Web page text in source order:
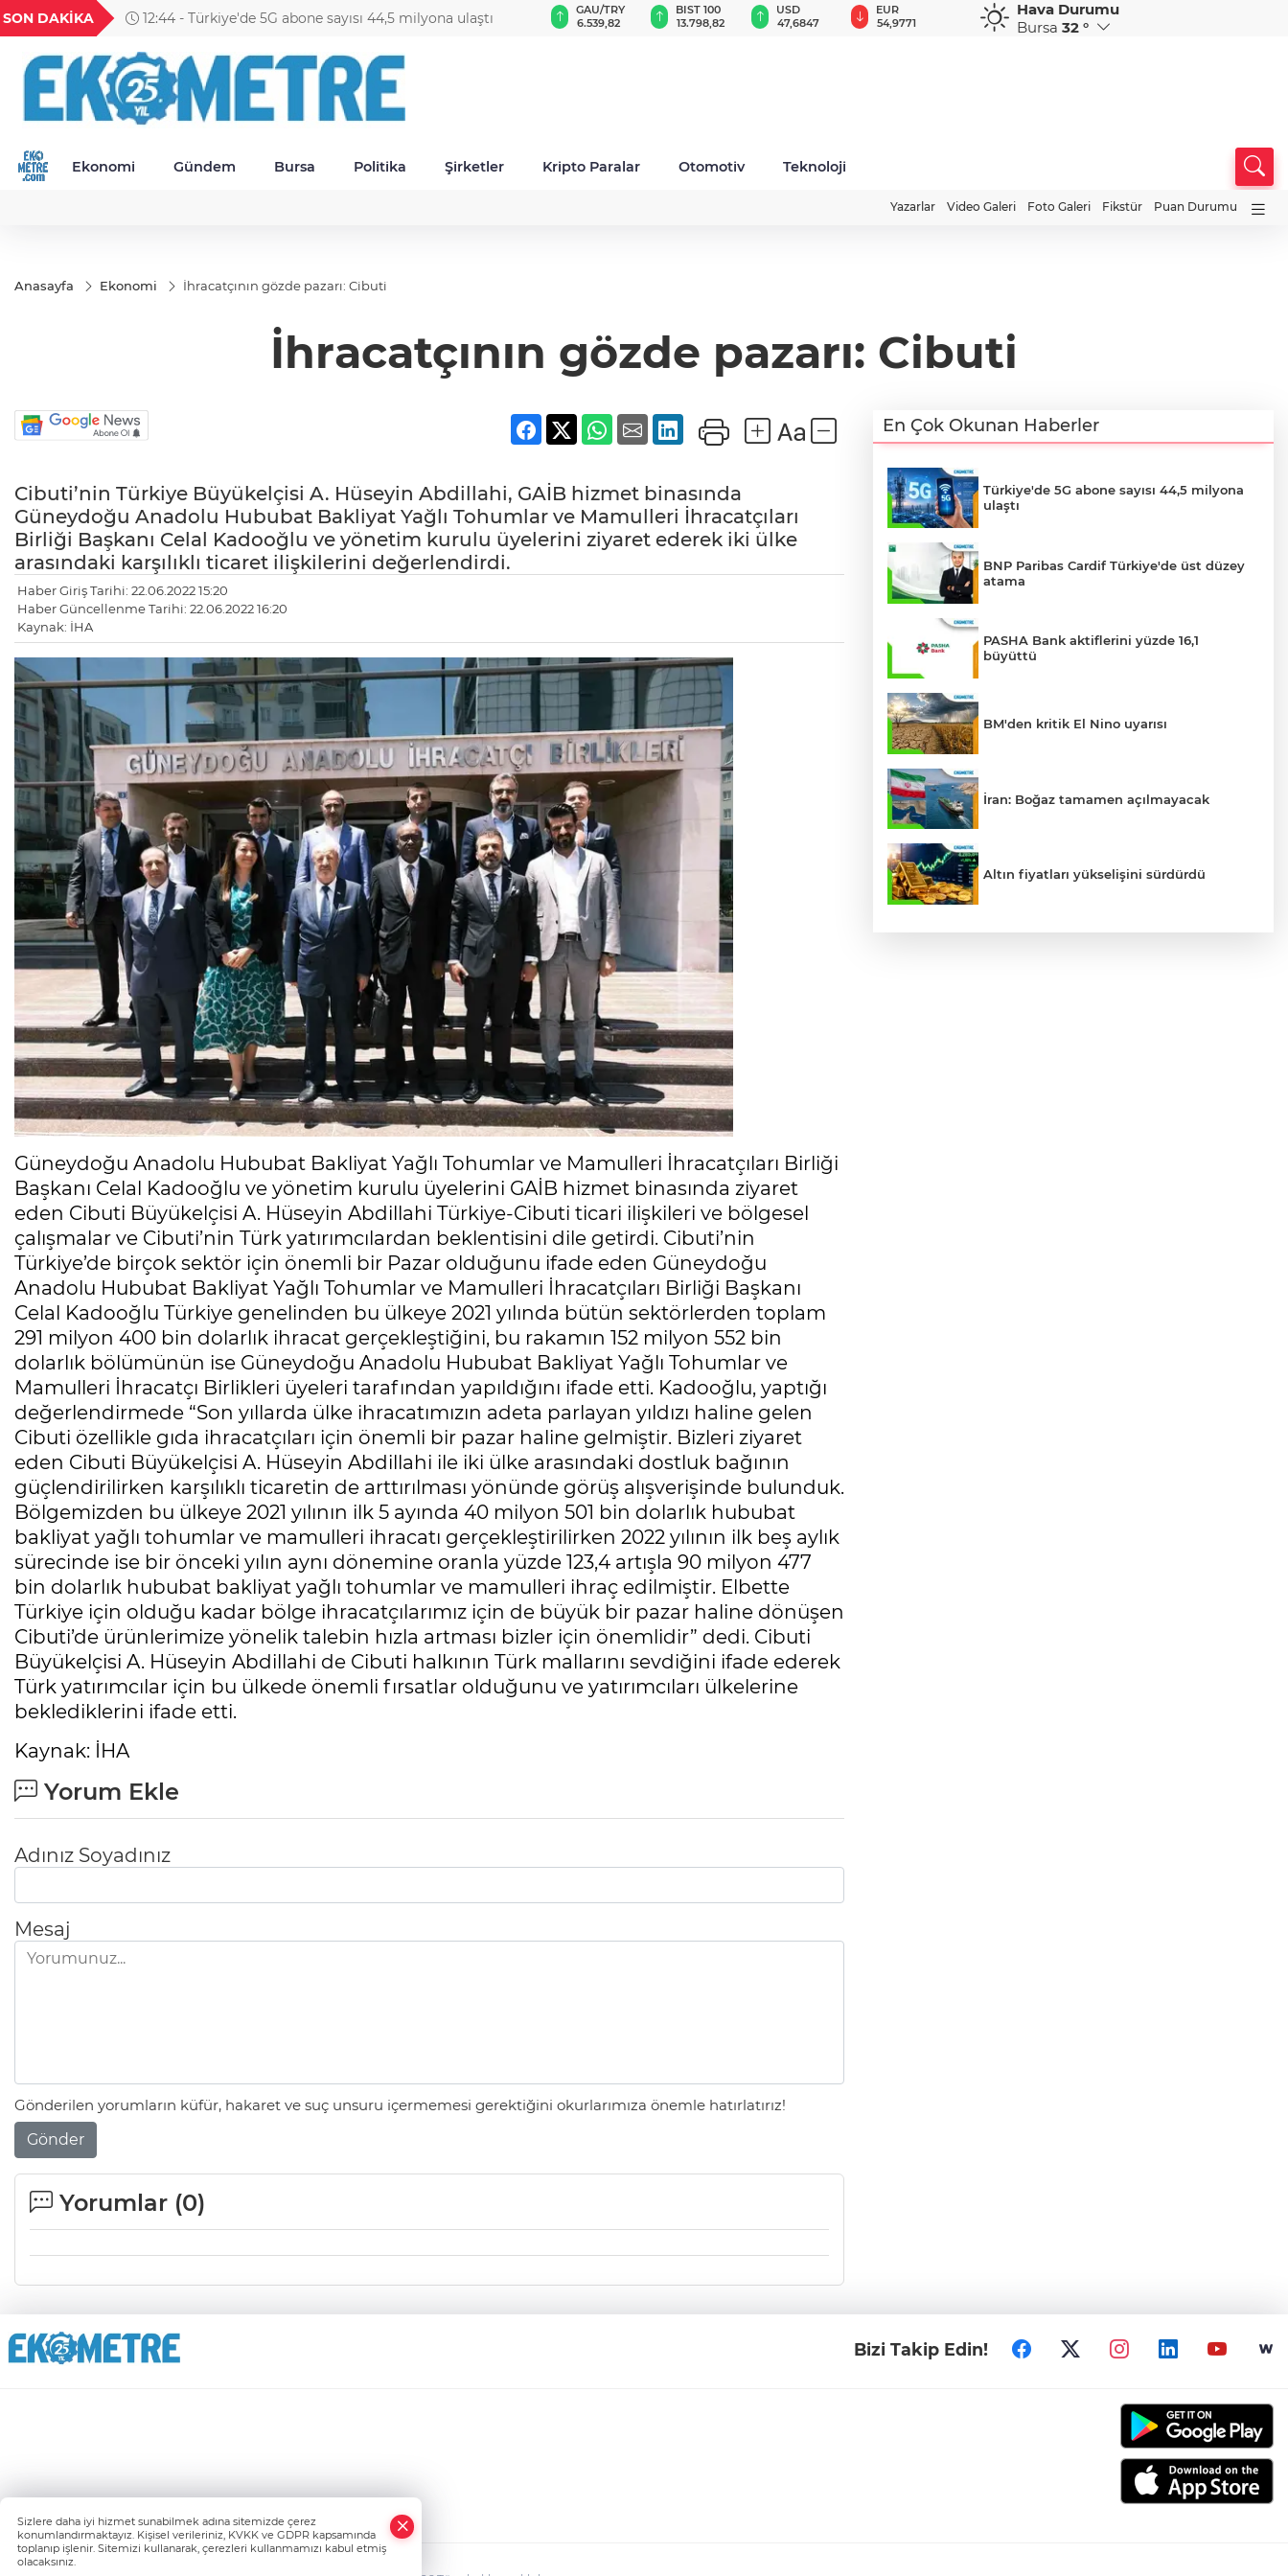
SON DAKİKA 11:09 - BNP Paribas Cardif Türkiye'de üst düzey atama
18,2351
TND
16,2304
BGN
27,9743
VND
0,0018
6.539,82
BIST 100
13.798,82
USD
47,6847
EUR
54,9771
GBP
64,1968
CHF
58,6693
CAD
34,0107
Hava Durumu
Bursa 32 °
Ekonomi Gündem Bursa Politika Şirketler Kripto Paralar Otomotiv Teknoloji
Yazarlar Video Galeri Foto Galeri Fikstür Puan Durumu
Anasayfa Ekonomi İhracatçının gözde pazarı: Cibuti
İhracatçının gözde pazarı: Cibuti
Cibuti’nin Türkiye Büyükelçisi A. Hüseyin Abdillahi, GAİB hizmet binasında
Güneydoğu Anadolu Hububat Bakliyat Yağlı Tohumlar ve Mamulleri İhracatçıları
Birliği Başkanı Celal Kadooğlu ve yönetim kurulu üyelerini ziyaret ederek iki ülke
arasındaki karşılıklı ticaret ilişkilerini değerlendirdi.
Haber Giriş Tarihi: 22.06.2022 15:20
Haber Güncellenme Tarihi: 22.06.2022 16:20
Kaynak: İHA
Güneydoğu Anadolu Hububat Bakliyat Yağlı Tohumlar ve Mamulleri İhracatçıları Birliği
Başkanı Celal Kadooğlu ve yönetim kurulu üyelerini GAİB hizmet binasında ziyaret
eden Cibuti Büyükelçisi A. Hüseyin Abdillahi Türkiye-Cibuti ticari ilişkileri ve bölgesel
çalışmalar ve Cibuti’nin Türk yatırımcılardan beklentisini dile getirdi. Cibuti’nin
Türkiye’de birçok sektör için önemli bir Pazar olduğunu ifade eden Güneydoğu
Anadolu Hububat Bakliyat Yağlı Tohumlar ve Mamulleri İhracatçıları Birliği Başkanı
Celal Kadooğlu Türkiye genelinden bu ülkeye 2021 yılında bütün sektörlerden toplam
291 milyon 400 bin dolarlık ihracat gerçekleştiğini, bu rakamın 152 milyon 552 bin
dolarlık bölümünün ise Güneydoğu Anadolu Hububat Bakliyat Yağlı Tohumlar ve
Mamulleri İhracatçı Birlikleri üyeleri tarafından yapıldığını ifade etti. Kadooğlu, yaptığı
değerlendirmede “Son yıllarda ülke ihracatımızın adeta parlayan yıldızı haline gelen
Cibuti özellikle gıda ihracatçıları için önemli bir pazar haline gelmiştir. Bizleri ziyaret
eden Cibuti Büyükelçisi A. Hüseyin Abdillahi ile iki ülke arasındaki dostluk bağının
güçlendirilirken karşılıklı ticaretin de arttırılması yönünde görüş alışverişinde bulunduk.
Bölgemizden bu ülkeye 2021 yılının ilk 5 ayında 40 milyon 501 bin dolarlık hububat
bakliyat yağlı tohumlar ve mamulleri ihracatı gerçekleştirilirken 2022 yılının ilk beş aylık
sürecinde ise bir önceki yılın aynı dönemine oranla yüzde 123,4 artışla 90 milyon 477
bin dolarlık hububat bakliyat yağlı tohumlar ve mamulleri ihraç edilmiştir. Elbette
Türkiye için olduğu kadar bölge ihracatçılarımız için de büyük bir pazar haline dönüşen
Cibuti’de ürünlerimize yönelik talebin hızla artması bizler için önemlidir” dedi. Cibuti
Büyükelçisi A. Hüseyin Abdillahi de Cibuti halkının Türk mallarını sevdiğini ifade ederek
Türk yatırımcılar için bu ülkede önemli fırsatlar olduğunu ve yatırımcıları ülkelerine
beklediklerini ifade etti.
Kaynak: İHA
Yorum Ekle
Adınız Soyadınız
Mesaj
Gönderilen yorumların küfür, hakaret ve suç unsuru içermemesi gerektiğini okurlarımıza önemle hatırlatırız!
Gönder
Yorumlar (0)
En Çok Okunan Haberler
Türkiye'de 5G abone sayısı 44,5 milyona
ulaştı
BNP Paribas Cardif Türkiye'de üst düzey
atama
PASHA Bank aktiflerini yüzde 16,1
büyüttü
BM'den kritik El Nino uyarısı
İran: Boğaz tamamen açılmayacak
Altın fiyatları yükselişini sürdürdü
Bizi Takip Edin!
Sizlere daha iyi hizmet sunabilmek adına sitemizde çerez
konumlandırmaktayız. Kişisel verileriniz, KVKK ve GDPR kapsamında
toplanıp işlenir. Sitemizi kullanarak, çerezleri kullanmamızı kabul etmiş
olacaksınız.